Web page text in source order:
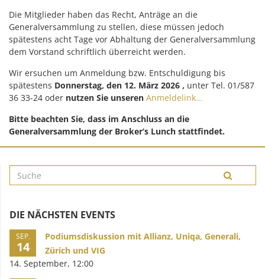
Die Mitglieder haben das Recht, Anträge an die
Generalversammlung zu stellen, diese müssen jedoch
spätestens acht Tage vor Abhaltung der Generalversammlung
dem Vorstand schriftlich überreicht werden.
Wir ersuchen um Anmeldung bzw. Entschuldigung bis
spätestens Donnerstag, den 12. März 2026 , unter Tel. 01/587
36 33-24 oder nutzen Sie unseren Anmeldelink…
Bitte beachten Sie, dass im Anschluss an die
Generalversammlung der Broker’s Lunch stattfindet.
DIE NÄCHSTEN EVENTS
SEP.
14
Podiumsdiskussion mit Allianz, Uniqa, Generali,
Zürich und VIG
14. September, 12:00